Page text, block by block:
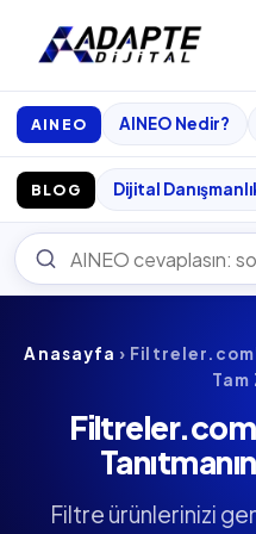
AINEO AINEO Nedir?
BLOG Dijital
Anasayfa ›
Tam
Filtre ürünlerinizi